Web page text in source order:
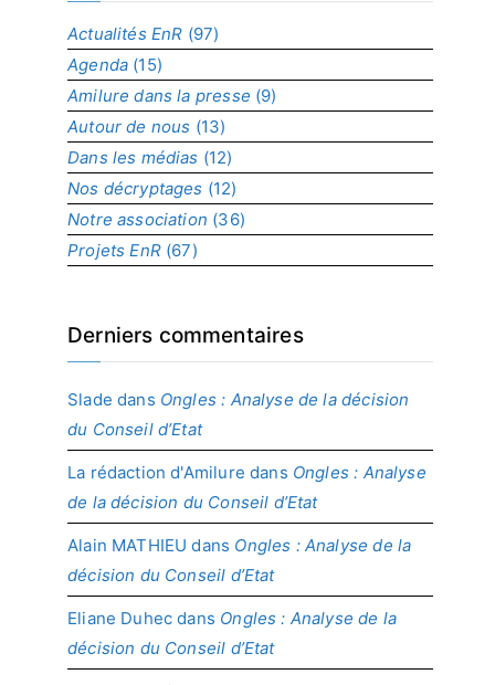
r
p
r
o
j
e
t
Actualités EnR (97)
Agenda (15)
Amilure dans la presse (9)
Autour de nous (13)
Dans les médias (12)
Nos décryptages (12)
Notre association (36)
Projets EnR(67)
Derniers commentaires
Slade dans Ongles : Analyse de la décision
du Conseil d’Etat
La rédaction d'Amilure dans Ongles : Analyse
de la décision du Conseil d’Etat
Alain MATHIEU dans Ongles : Analyse de la
décision du Conseil d’Etat
Eliane Duhec dans Ongles : Analyse de la
décision du Conseil d’Etat